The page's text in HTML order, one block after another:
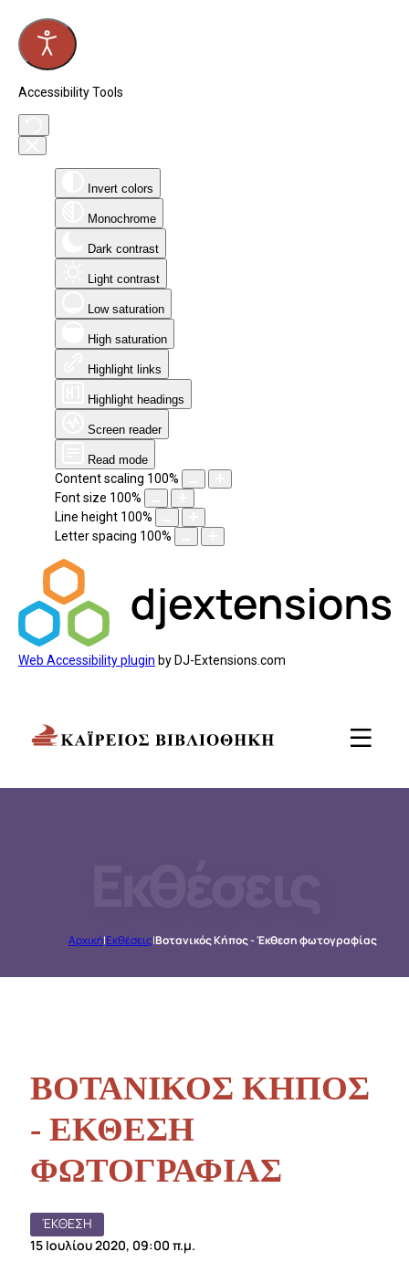
Accessibility Tools
Invert colors
Monochrome
Dark contrast
Light contrast
Low saturation
High saturation
Highlight links
Highlight headings
Screen reader
Read mode
Content scaling 100%
Font size 100%
Line height 100%
Letter spacing 100%
Web Accessibility plugin by DJ-Extensions.com
Αρχική|Εκθέσεις|Βοτανικός Κήπος - Έκθεση φωτογραφίας
ΒΟΤΑΝΙΚΟΣ ΚΗΠΟΣ
- ΕΚΘΕΣΗ
ΦΩΤΟΓΡΑΦΙΑΣ
ΈΚΘΕΣΗ
15 Ιουλίου 2020, 09:00 π.μ.